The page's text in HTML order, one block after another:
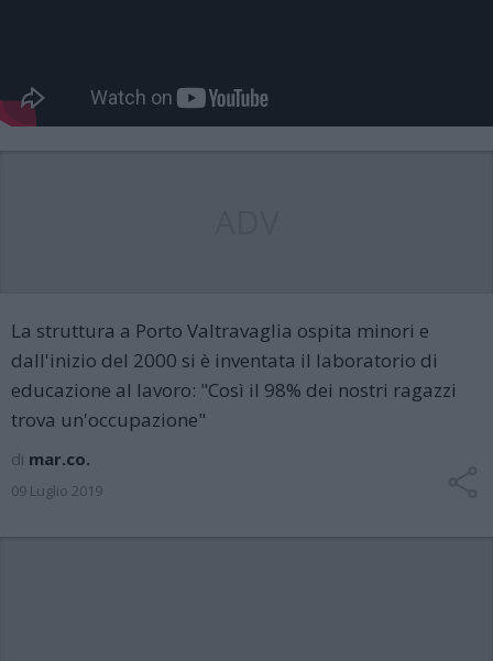
La struttura a Porto Valtravaglia ospita minori e
dall'inizio del 2000 si è inventata il laboratorio di
educazione al lavoro: "Così il 98% dei nostri ragazzi
trova un'occupazione"
di mar.co.
09 Luglio 2019